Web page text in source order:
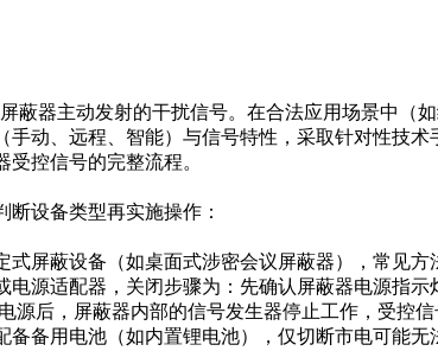
蔽器主动发射的干扰信号。在合法应用场景中（
动、远程、智能）与信号特性，采取针对性技术
控信号的完整流程。​
设备类型再实施操作：​
屏蔽设备（如桌面式涉密会议屏蔽器），常见方
源适配器，关闭步骤为：先确认屏蔽器电源指示
后，屏蔽器内部的信号发生器停止工作，受控信
备用电池（如内置锂电池），仅切断市电可能无